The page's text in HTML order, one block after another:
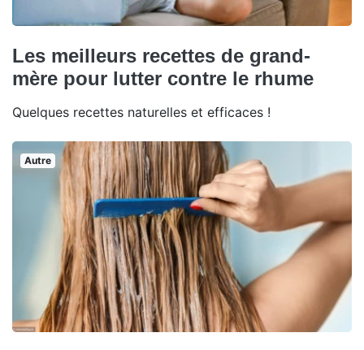
Les meilleurs recettes de grand-
mère pour lutter contre le rhume
Quelques recettes naturelles et efficaces !
Autre